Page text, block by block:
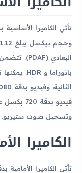
وتسجيل صوت ستيريو.
الكاميرا